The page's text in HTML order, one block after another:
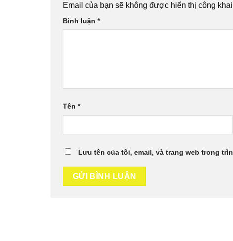
Email của bạn sẽ không được hiển thị công
Bình luận *
Tên *
Lưu tên của tôi, email, và trang web trong